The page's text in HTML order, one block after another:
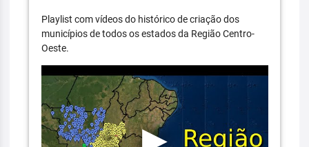
Playlist com vídeos do histórico de criação dos
municípios de todos os estados da Região Centro-
Oeste.